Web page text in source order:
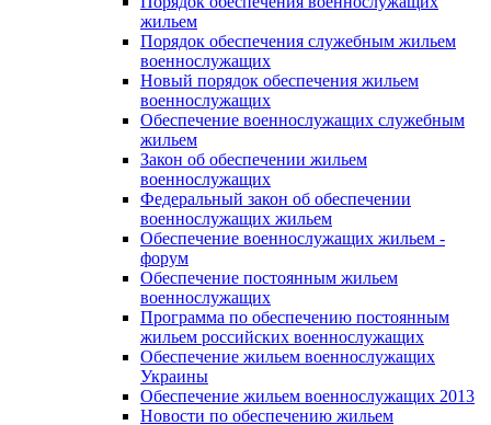
жильем
Порядок обеспечения служебным жильем
военнослужащих
Новый порядок обеспечения жильем
военнослужащих
Обеспечение военнослужащих служебным
жильем
Закон об обеспечении жильем
военнослужащих
Федеральный закон об обеспечении
военнослужащих жильем
Обеспечение военнослужащих жильем -
форум
Обеспечение постоянным жильем
военнослужащих
Программа по обеспечению постоянным
жильем российских военнослужащих
Обеспечение жильем военнослужащих
Украины
Обеспечение жильем военнослужащих 2013
Новости по обеспечению жильем